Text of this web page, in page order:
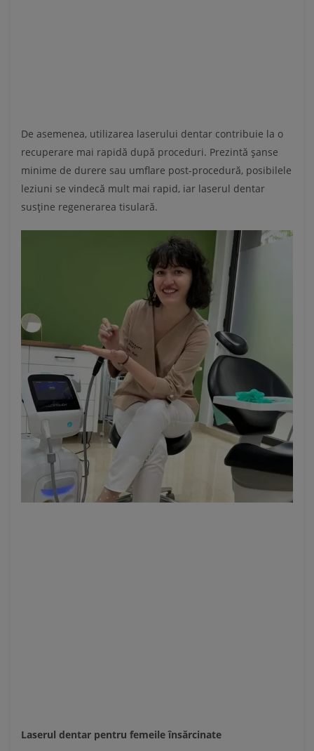
De asemenea, utilizarea laserului dentar contribuie la o
recuperare mai rapidă după proceduri. Prezintă șanse
minime de durere sau umflare post-procedură, posibilele
leziuni se vindecă mult mai rapid, iar laserul dentar
susține regenerarea tisulară.
Laserul dentar pentru femeile însărcinate